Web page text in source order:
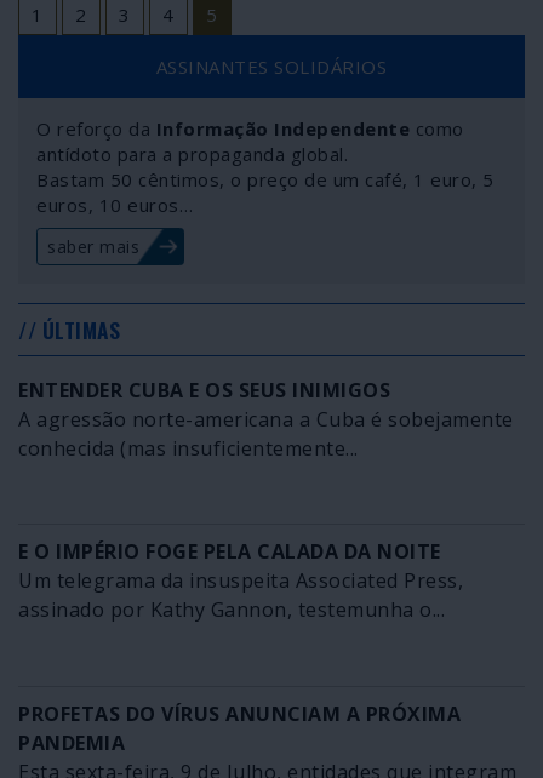
1 2 3 4 5
ASSINANTES SOLIDÁRIOS
O reforço da Informação Independente como
antídoto para a propaganda global.
Bastam 50 cêntimos, o preço de um café, 1 euro, 5
euros, 10 euros…
saber mais
// ÚLTIMAS
ENTENDER CUBA E OS SEUS INIMIGOS
A agressão norte-americana a Cuba é sobejamente
conhecida (mas insuficientemente...
E O IMPÉRIO FOGE PELA CALADA DA NOITE
Um telegrama da insuspeita Associated Press,
assinado por Kathy Gannon, testemunha o...
PROFETAS DO VÍRUS ANUNCIAM A PRÓXIMA
PANDEMIA
Esta sexta-feira, 9 de Julho, entidades que integram